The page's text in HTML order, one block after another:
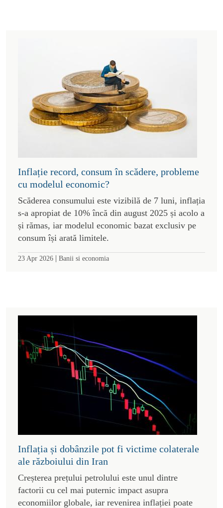
Inflație record, consum în scădere, probleme
cu modelul economic?
Scăderea consumului este vizibilă de 7 luni, inflația
s-a apropiat de 10% încă din august 2025 și acolo a
și rămas, iar modelul economic bazat exclusiv pe
consum își arată limitele.
23 Apr 2026 | Banii si economia
Inflația și dobânzile pot fi victime colaterale
ale războiului din Iran
Creșterea prețului petrolului este unul dintre
factorii cu cel mai puternic impact asupra
economiilor globale, iar revenirea inflației poate